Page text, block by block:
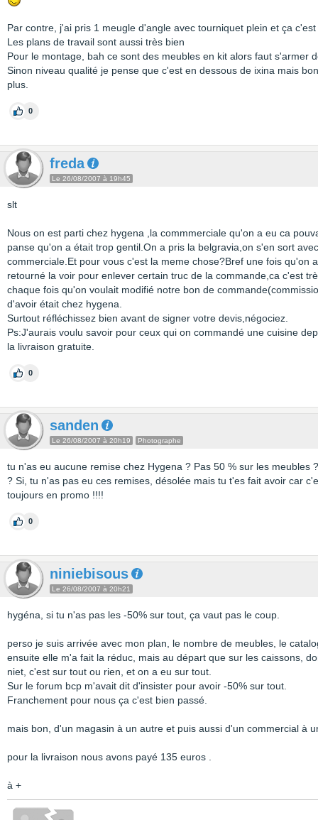
Par contre, j'ai pris 1 meugle d'angle avec tourniquet plein et ça
Les plans de travail sont aussi très bien
Pour le montage, bah ce sont des meubles en kit alors faut s'armer
Sinon niveau qualité je pense que c'est en dessous de ixina mais
plus.
0
freda
Le 26/08/2007 à 19h45
slt
Nous on est parti chez hygena ,la commmerciale qu'on a eu ca
panse qu'on a était trop gentil.On a pris la belgravia,on s'en sort
commerciale.Et pour vous c'est la meme chose?Bref une fois qu'on
retourné la voir pour enlever certain truc de la commande,ca c'est
chaque fois qu'on voulait modifié notre bon de
d'avoir était chez hygena.
Surtout réfléchissez bien avant de signer votre devis,négociez.
Ps:J'aurais voulu savoir pour ceux qui on commandé une cuisine
la livraison gratuite.
0
sanden
Le 26/08/2007 à 20h19 Photographe
tu n'as eu aucune remise chez Hygena ? Pas 50 % sur les meubles
? Si, tu n'as pas eu ces remises, désolée mais tu t'es fait avoir car
toujours en promo !!!!
0
niniebisous
Le 26/08/2007 à 20h21
hygéna, si tu n'as pas les -50% sur tout, ça vaut pas le coup.
perso je suis arrivée avec mon plan, le nombre de meubles, le
ensuite elle m'a fait la réduc, mais au départ que sur les caissons,
niet, c'est sur tout ou rien, et on a eu sur tout.
Sur le forum bcp m'avait dit d'insister pour avoir -50% sur tout.
Franchement pour nous ça c'est bien passé.
mais bon, d'un magasin à un autre et puis aussi d'un commercial à
pour la livraison nous avons payé 135 euros .
à +